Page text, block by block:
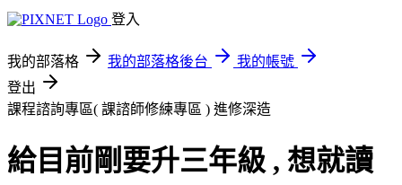
登入
我的部落格 我的部落格後台
我的帳號
登出
課程諮詢專區( 課諮師修練專區 ) 進修深造
給目前剛要升三年級 , 想就讀